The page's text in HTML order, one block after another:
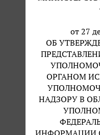
от 27
ОБ
ОРГАНОМ
НАДЗОРУ В